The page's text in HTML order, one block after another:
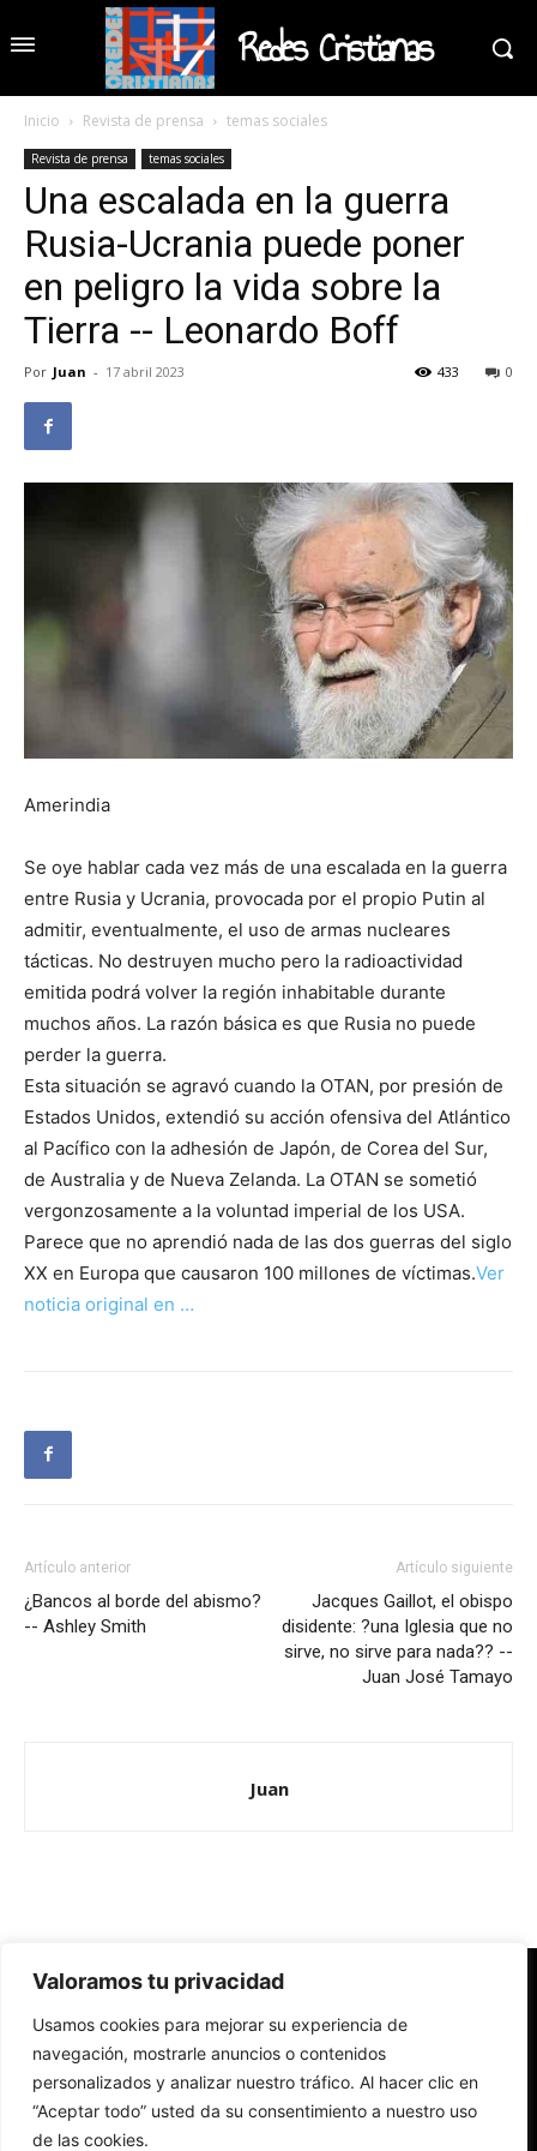
Valoramos tu privacidad
Usamos cookies para mejorar su experiencia de
navegación, mostrarle anuncios o contenidos
personalizados y analizar nuestro tráfico. Al hacer clic en
“Aceptar todo” usted da su consentimiento a nuestro uso
de las cookies.
Redes Cristianas
Inicio Revista de prensa temas sociales
Revista de prensa temas sociales
Una escalada en la guerra
Rusia-Ucrania puede poner
en peligro la vida sobre la
Tierra -- Leonardo Boff
Por Juan - 17 abril 2023 0
433
Amerindia
Se oye hablar cada vez más de una escalada en la guerra
entre Rusia y Ucrania, provocada por el propio Putin al
admitir, eventualmente, el uso de armas nucleares
tácticas. No destruyen mucho pero la radioactividad
emitida podrá volver la región inhabitable durante
muchos años. La razón básica es que Rusia no puede
perder la guerra.
Esta situación se agravó cuando la OTAN, por presión de
Estados Unidos, extendió su acción ofensiva del Atlántico
al Pacífico con la adhesión de Japón, de Corea del Sur,
de Australia y de Nueva Zelanda. La OTAN se sometió
vergonzosamente a la voluntad imperial de los USA.
Parece que no aprendió nada de las dos guerras del siglo
XX en Europa que causaron 100 millones de víctimas.Ver
noticia original en …
Artículo anterior
¿Bancos al borde del abismo?
-- Ashley Smith
Artículo siguiente
Jacques Gaillot, el obispo
disidente: ?una Iglesia que no
sirve, no sirve para nada?? --
Juan José Tamayo
Juan
Redes Cristianas
Una mirada alternativa sobre la Iglesia católica y la sociedad
- Colectivos de Redes Cristianas